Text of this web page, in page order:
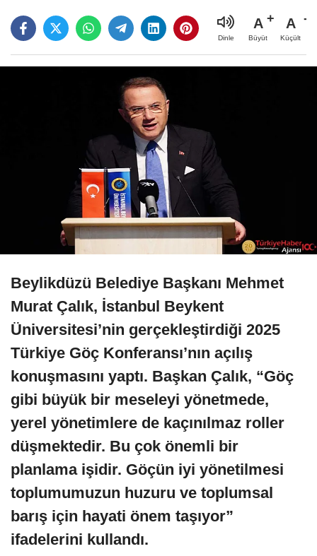
Dinle
A
Büyüt
A
Küçült
Beylikdüzü Belediye Başkanı Mehmet
Murat Çalık, İstanbul Beykent
Üniversitesi’nin gerçekleştirdiği 2025
Türkiye Göç Konferansı’nın açılış
konuşmasını yaptı. Başkan Çalık, “Göç
gibi büyük bir meseleyi yönetmede,
yerel yönetimlere de kaçınılmaz roller
düşmektedir. Bu çok önemli bir
planlama işidir. Göçün iyi yönetilmesi
toplumumuzun huzuru ve toplumsal
barış için hayati önem taşıyor”
ifadelerini kullandı.